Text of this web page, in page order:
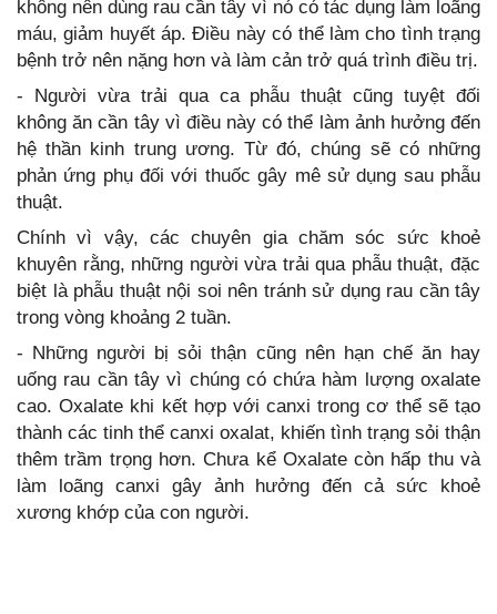
không nên dùng rau cần tây vì nó có tác dụng làm loãng
máu, giảm huyết áp. Điều này có thể làm cho tình trạng
bệnh trở nên nặng hơn và làm cản trở quá trình điều trị.
- Người vừa trải qua ca phẫu thuật cũng tuyệt đối
không ăn cần tây vì điều này có thể làm ảnh hưởng đến
hệ thần kinh trung ương. Từ đó, chúng sẽ có những
phản ứng phụ đối với thuốc gây mê sử dụng sau phẫu
thuật.
Chính vì vậy, các chuyên gia chăm sóc sức khoẻ
khuyên rằng, những người vừa trải qua phẫu thuật, đặc
biệt là phẫu thuật nội soi nên tránh sử dụng rau cần tây
trong vòng khoảng 2 tuần.
- Những người bị sỏi thận cũng nên hạn chế ăn hay
uống rau cần tây vì chúng có chứa hàm lượng oxalate
cao. Oxalate khi kết hợp với canxi trong cơ thể sẽ tạo
thành các tinh thể canxi oxalat, khiến tình trạng sỏi thận
thêm trầm trọng hơn. Chưa kể Oxalate còn hấp thu và
làm loãng canxi gây ảnh hưởng đến cả sức khoẻ
xương khớp của con người.